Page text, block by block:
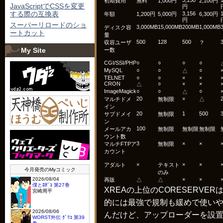
円
年額
1,200円 5,000円
3,156
円
6,300円
ディスク容
量
3,000MB15,000MB200MB1,000MB
収容ユーザ
ー数
500 128 500 ？
CGI/SSI/PHP○ ○ ○ ○
MySQL
○ ○ △ ○
×
TELNET
○ ○ × ×
×
CRON
△ ○ × ×
×
ImageMagick○ ○ △ ○
×
マルチドメ
イン
20 無制限 × △
サブドメイ
ン
20 無制限 1 500 3
メールアカ
ウント数
100 無制限 無制限無制限
マルチFTPア
カウント
3 無制限 × × ×
アダルト ×
テキスト
のみ
× × ×
再販 △ △ × × ×
XREAの上位のCORESERVER
的には最強で規制も緩めで使い
んだけど、アップローダーを設
JavaScriptでCSSを変更
する際の互換表
スーパーリロードのショ
ートカット
My Site